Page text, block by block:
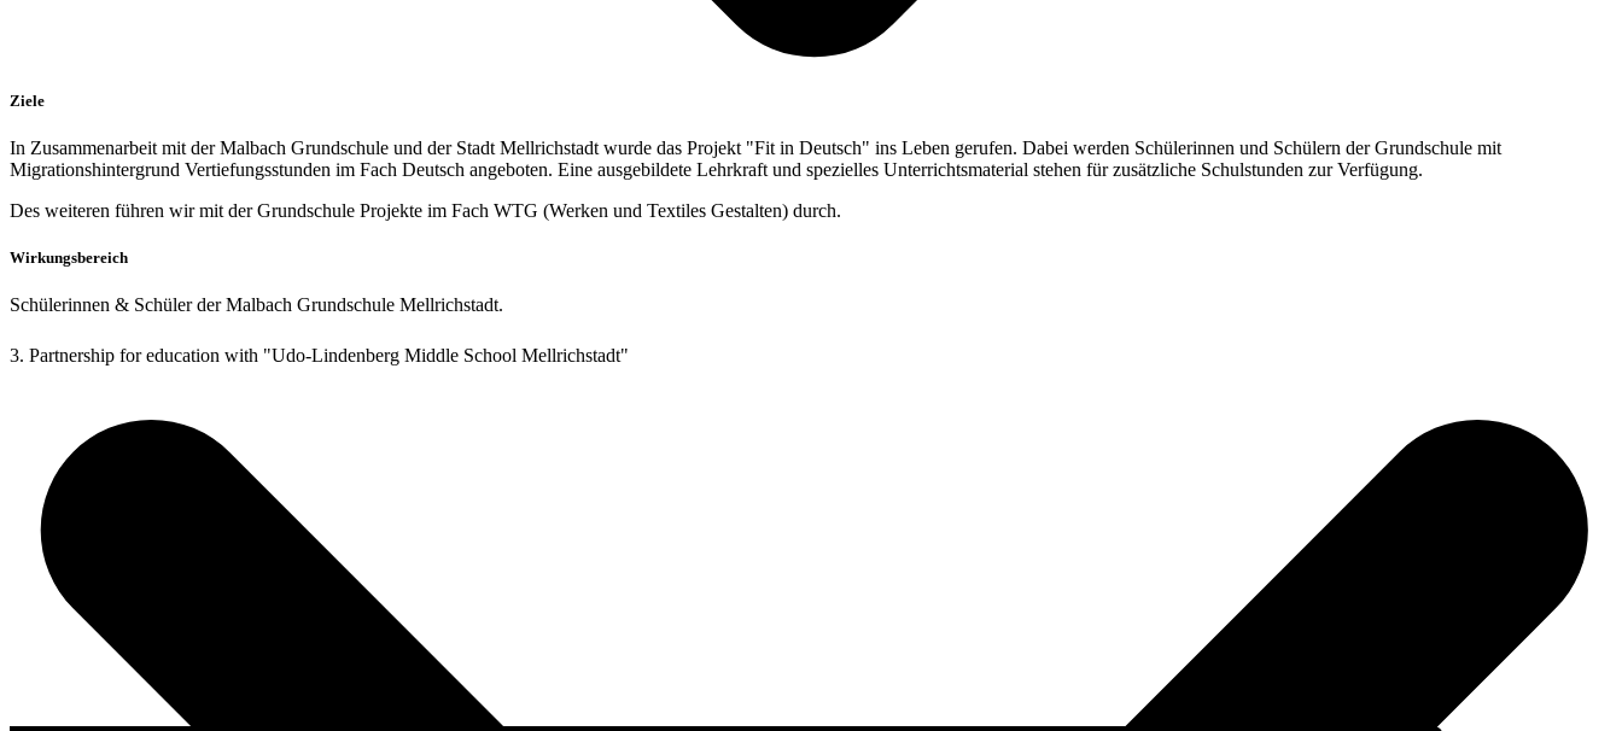
Ziele
In Zusammenarbeit mit der Malbach Grundschule und der Stadt Mellrichstadt wurde das Projekt "Fit in Deutsch" ins Leben gerufen. Dabei werden Schülerinnen und Schülern der Grundschule mit
Migrationshintergrund Vertiefungsstunden im Fach Deutsch angeboten. Eine ausgebildete Lehrkraft und spezielles Unterrichtsmaterial stehen für zusätzliche Schulstunden zur Verfügung.
Des weiteren führen wir mit der Grundschule Projekte im Fach WTG (Werken und Textiles Gestalten) durch.
Wirkungsbereich
Schülerinnen & Schüler der Malbach Grundschule Mellrichstadt.
3. Partnership for education with "Udo-Lindenberg Middle School Mellrichstadt"